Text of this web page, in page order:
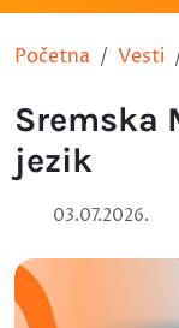
Početna Vesti
Sremska
jezik
03.07.2026.